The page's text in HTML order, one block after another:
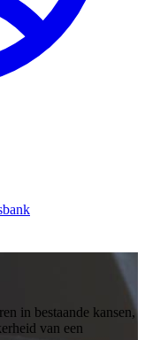
in bestaande kansen,
van een